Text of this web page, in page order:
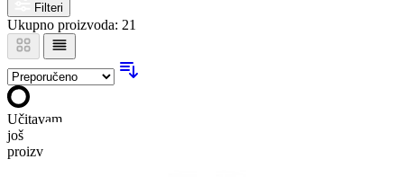
Filteri
Ukupno proizvoda: 21
Učitavam
još
proizvoda…